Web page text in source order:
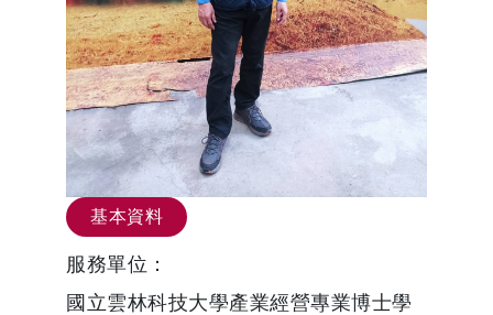
基本資料
服務單位：
國立雲林科技大學產業經營專業博士學